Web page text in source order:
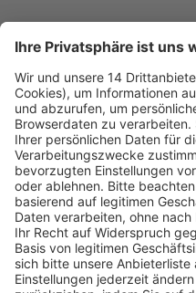
Fachmedien Recht und
Ein Fachbereich der
dfv Mediengruppe
Mainzer Landstr. 251
60326 Frankfurt am Main